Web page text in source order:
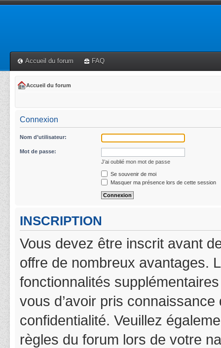
Accueil du forum FAQ
Accueil du forum
Connexion
Nom d’utilisateur:
Mot de passe:
J’ai oublié mon mot de passe
Se souvenir de moi
Masquer ma présence lors de cette session
INSCRIPTION
Vous devez être inscrit avant
offre de nombreux avantages.
fonctionnalités
vous d’avoir pris
confidentialité. Veuillez
règles du forum lors de votre